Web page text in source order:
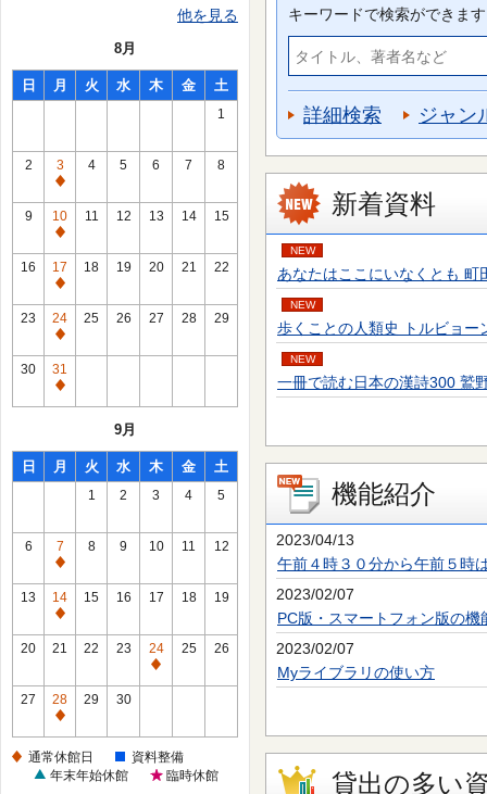
他を見る
8月
日 月 火 水 木 金 土
1
2
3
通
常
休
館
日
4 5 6 7 8
9
10
通
常
休
館
日
11 12 13 14 15
16
17
通
常
休
館
日
18 19 20 21 22
23
24
通
常
休
館
25 26 27 28 29
30
31
通
館
日
9月
日 月 火 水 木 金 土
1 2 3 4 5
6
7
通
常
休
館
8 9 10 11 12
13
14
通
常
館
日
15 16 17 18 19
20 21 22 23
24
通
館
日
25 26
27
28
通
休
29 30
通常休館日
資料整備
年末年始休館
臨時休館
キーワードで検索ができます
詳細検索 ジャン
新着資料
NEW
あなたはここにいなくとも
NEW
歩くことの人類史 トルビョ
NEW
一冊で読む日本の漢詩300 鷲
機能紹介
2023/04/13
午前４時３０分から午前５時
2023/02/07
PC版・スマートフォン版の機
2023/02/07
Myライブラリの使い方
貸出の多い